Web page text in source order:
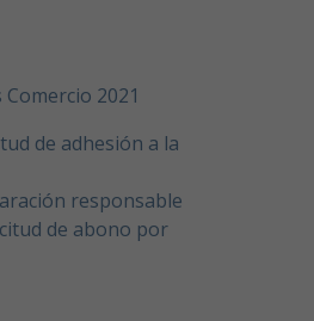
2021
de adhesión a la
responsable
de abono por